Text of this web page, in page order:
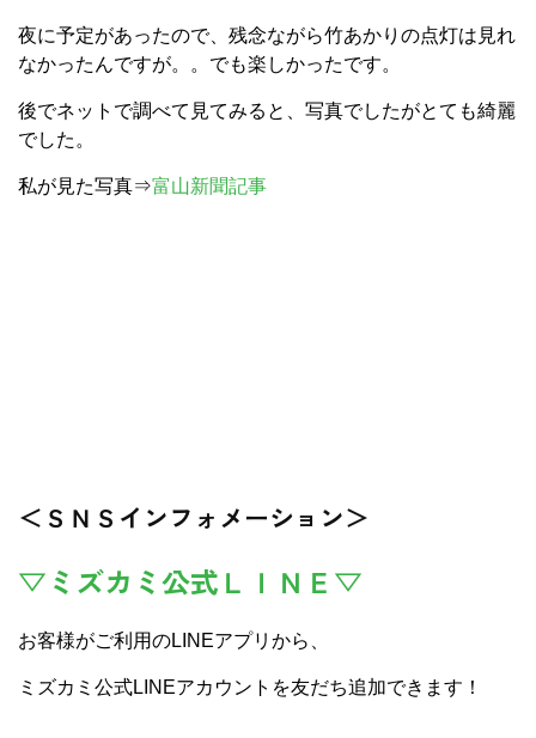
夜に予定があったので、残念ながら竹あかりの点灯は見れ
なかったんですが。。でも楽しかったです。
後でネットで調べて見てみると、写真でしたがとても綺麗
でした。
私が見た写真⇒富山新聞記事
＜ＳＮＳインフォメーション＞
▽ミズカミ公式ＬＩＮＥ▽
お客様がご利用のLINEアプリから、
ミズカミ公式LINEアカウントを友だち追加できます！